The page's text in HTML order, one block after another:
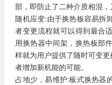
部，即防止了二种介质相混，
随机应变:由于换热板容易拆
者变更流程就可以得到最合
用换热器中间架，换热板部
样就为用户提供了随时可变
者增加新机能的可能。
占地少，易维护:板式换热器